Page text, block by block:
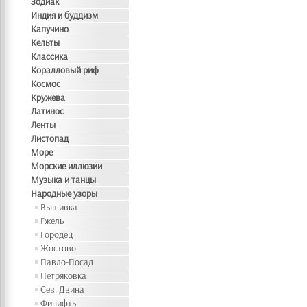
Индия и буддизм
Капучино
Кельты
Классика
Коралловый риф
Космос
Кружева
Латинос
Ленты
Листопад
Море
Морские иллюзии
Музыка и танцы
Народные узоры
Вышивка
Гжель
Городец
Жостово
Павло-Посад
Петряковка
Сев. Двина
Финифть